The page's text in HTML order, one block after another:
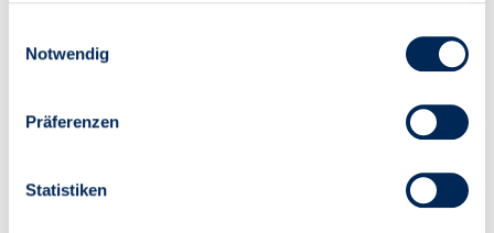
Notwendig
Präferenzen
Statistiken
kurzfristig verlässliche und praxistaugliche Regelungen